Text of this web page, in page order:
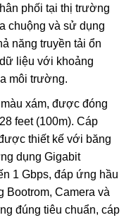
phối tại thị trường
chuộng và sử dụng
năng truyền tải ổn
liệu với khoảng
môi trường.
xám, được đóng
feet (100m). Cáp
thiết kế với băng
dụng Gigabit
1 Gbps, đáp ứng hầu
Bootrom, Camera và
đúng tiêu chuẩn, cáp